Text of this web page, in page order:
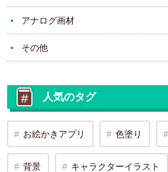
アナログ画材
その他
人気のタグ
お絵かきアプリ 色塗り
背景 キャラクターイラスト